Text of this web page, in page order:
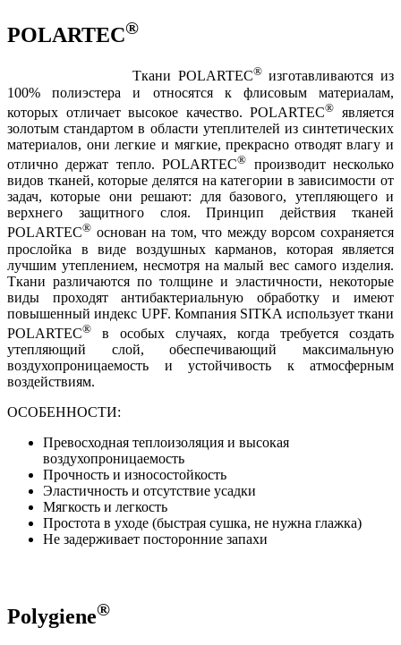
POLARTEC®
Ткани POLARTEC®изготавливаются из
100% полиэстера и относятся к флисовым материалам,
которых отличает высокое качество. POLARTEC® является
золотым стандартом в области утеплителей из синтетических
материалов, они легкие и мягкие, прекрасно отводят влагу и
отлично держат тепло. POLARTEC® производит несколько
видов тканей, которые делятся на категории в зависимости от
задач, которые они решают: для базового, утепляющего и
верхнего защитного слоя. Принцип действия тканей
POLARTEC® основан на том, что между ворсом сохраняется
прослойка в виде воздушных карманов, которая является
лучшим утеплением, несмотря на малый вес самого изделия.
Ткани различаются по толщине и эластичности, некоторые
виды проходят антибактериальную обработку и имеют
повышенный индекс UPF. Компания SITKA использует ткани
POLARTEC® в особых случаях, когда требуется создать
утепляющий слой, обеспечивающий максимальную
воздухопроницаемость и устойчивость к атмосферным
воздействиям.
ОСОБЕННОСТИ:
Превосходная теплоизоляция и высокая
воздухопроницаемость
Прочность и износостойкость
Эластичность и отсутствие усадки
Мягкость и легкость
Простота в уходе (быстрая сушка, не нужна глажка)
Не задерживает посторонние запахи
Polygiene®